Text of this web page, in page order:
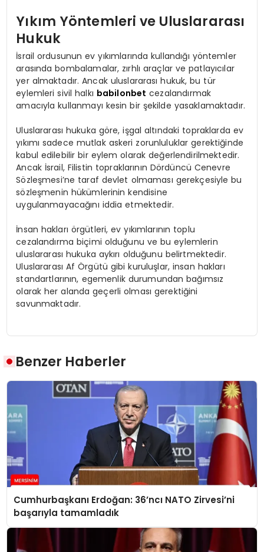
Yıkım Yöntemleri ve Uluslararası
Hukuk
İsrail ordusunun ev yıkımlarında kullandığı yöntemler
arasında bombalamalar, zırhlı araçlar ve patlayıcılar
yer almaktadır. Ancak uluslararası hukuk, bu tür
eylemleri sivil halkı babilonbet cezalandırmak
amacıyla kullanmayı kesin bir şekilde yasaklamaktadır.
Uluslararası hukuka göre, işgal altındaki topraklarda ev
yıkımı sadece mutlak askeri zorunluluklar gerektiğinde
kabul edilebilir bir eylem olarak değerlendirilmektedir.
Ancak İsrail, Filistin topraklarının Dördüncü Cenevre
Sözleşmesi’ne taraf devlet olmaması gerekçesiyle bu
sözleşmenin hükümlerinin kendisine
uygulanmayacağını iddia etmektedir.
İnsan hakları örgütleri, ev yıkımlarının toplu
cezalandırma biçimi olduğunu ve bu eylemlerin
uluslararası hukuka aykırı olduğunu belirtmektedir.
Uluslararası Af Örgütü gibi kuruluşlar, insan hakları
standartlarının, egemenlik durumundan bağımsız
olarak her alanda geçerli olması gerektiğini
savunmaktadır.
Benzer Haberler
Cumhurbaşkanı Erdoğan: 36’ncı NATO Zirvesi’ni
başarıyla tamamladık